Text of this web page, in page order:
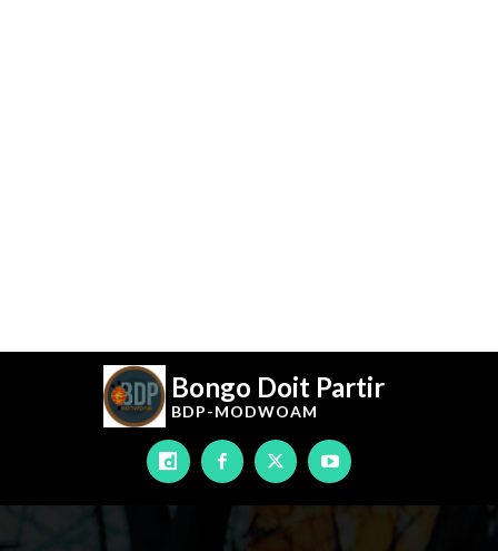
Bongo Doit Partir
BDP-MODWOAM